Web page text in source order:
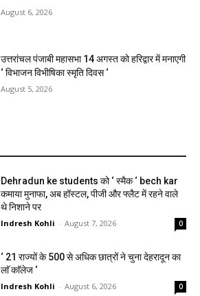
August 6, 2026
उत्तरांचल पंजाबी महासभा 14 अगस्त को हरिद्वार में मनाएगी
‘ विभाजन विभीषिका स्मृति दिवस ‘
August 5, 2026
Dehradun ke students को ‘ स्मैक ‘ bech kar
कमाया मुनाफा, अब हॉस्टल, पीजी और फ्लैट में रहने वाले
थे निशाने पर
Indresh Kohli - August 7, 2026 0
‘ 21 राज्यों के 500 से अधिक छात्रों ने चुना देहरादून का
लाॅ काॅलेज ‘
Indresh Kohli - August 6, 2026 0